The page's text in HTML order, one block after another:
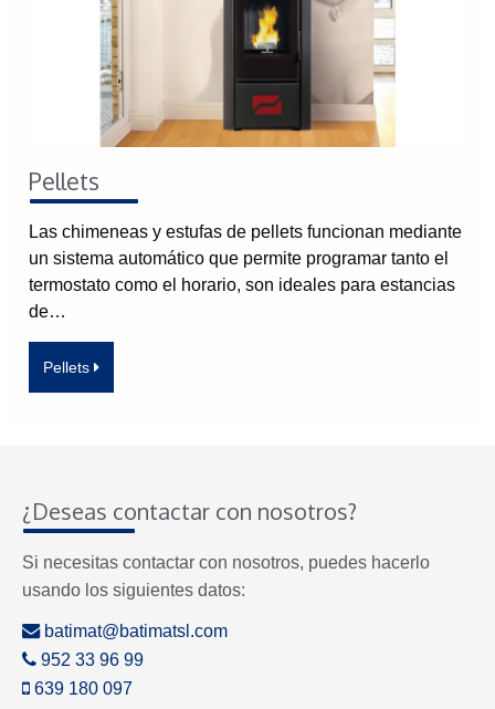
Pellets
Las chimeneas y estufas de pellets funcionan mediante
un sistema automático que permite programar tanto el
termostato como el horario, son ideales para estancias
de…
Pellets
¿Deseas contactar con nosotros?
Si necesitas contactar con nosotros, puedes hacerlo
usando los siguientes datos:
batimat@batimatsl.com
952 33 96 99
639 180 097